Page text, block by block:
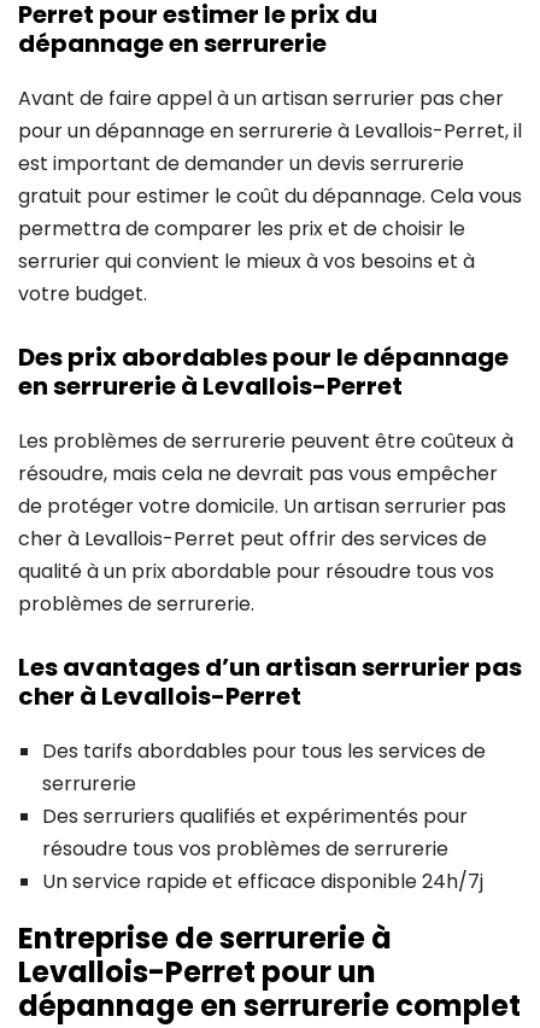
Perret pour estimer le prix du
dépannage en serrurerie
Avant de faire appel à un artisan serrurier pas cher
pour un dépannage en serrurerie à Levallois-Perret, il
est important de demander un devis serrurerie
gratuit pour estimer le coût du dépannage. Cela vous
permettra de comparer les prix et de choisir le
serrurier qui convient le mieux à vos besoins et à
votre budget.
Des prix abordables pour le dépannage
en serrurerie à Levallois-Perret
Les problèmes de serrurerie peuvent être coûteux à
résoudre, mais cela ne devrait pas vous empêcher
de protéger votre domicile. Un artisan serrurier pas
cher à Levallois-Perret peut offrir des services de
qualité à un prix abordable pour résoudre tous vos
problèmes de serrurerie.
Les avantages d’un artisan serrurier pas
cher à Levallois-Perret
Des tarifs abordables pour tous les services de
serrurerie
Des serruriers qualifiés et expérimentés pour
résoudre tous vos problèmes de serrurerie
Un service rapide et efficace disponible 24h/7j
Entreprise de serrurerie à
Levallois-Perret pour un
dépannage en serrurerie complet